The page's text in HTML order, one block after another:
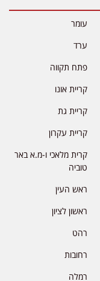
עומר
ערד
פתח תקווה
קריית אונו
קריית גת
קריית עקרון
קרית מלאכי ו-מ.א באר
טוביה
ראש העין
ראשון לציון
רהט
רחובות
רמלה